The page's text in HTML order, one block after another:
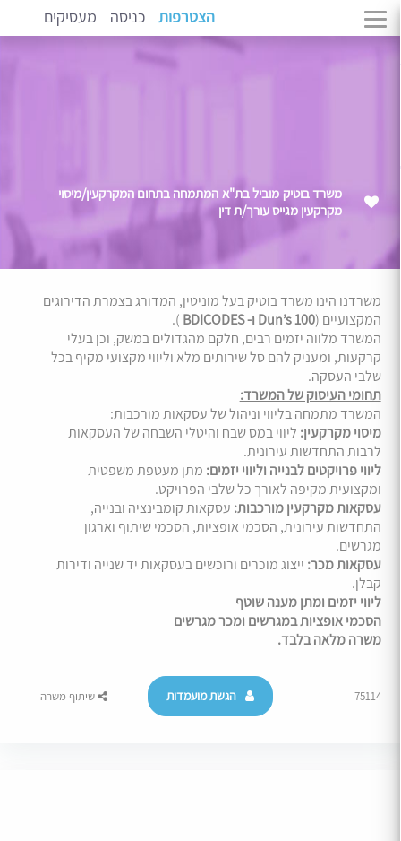
הצטרפות כניסה מעסיקים
משרד בוטיק מוביל בת"א המתמחה בתחום המקרקעין/מיסוי
מקרקעין מגייס עורך/ת דין
משרדנו הינו משרד בוטיק בעל מוניטין, המדורג בצמרת הדירוגים
המקצועיים (Dun’s 100 ו- BDICODES
).
המשרד מלווה יזמים רבים, חלקם מהגדולים במשק, וכן בעלי
קרקעות, ומעניק להם סל שירותים מלא וליווי מקצועי מקיף בכל
שלבי העסקה.
תחומי העיסוק של המשרד:
המשרד מתמחה בליווי וניהול של עסקאות מורכבות:
מיסוי מקרקעין: ליווי במס שבח והיטלי השבחה של העסקאות
לרבות התחדשות עירונית.
ליווי פרויקטים לבנייה וליווי יזמים: מתן מעטפת משפטית
ומקצועית מקיפה לאורך כל שלבי הפרויקט.
עסקאות מקרקעין מורכבות: עסקאות קומבינציה ובנייה,
התחדשות עירונית, הסכמי אופציות, הסכמי שיתוף וארגון
מגרשים.
עסקאות מכר: ייצוג מוכרים ורוכשים בעסקאות יד שנייה ודירות
קבלן.
ליווי יזמים ומתן מענה שוטף
הסכמי אופציות במגרשים ומכר מגרשים
משרה מלאה בלבד.
75114 הגשת מועמדות שיתוף משרה